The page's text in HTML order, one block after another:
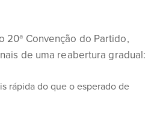
20ª Convenção do Partido,
de uma reabertura gradual:
rápida do que o esperado de